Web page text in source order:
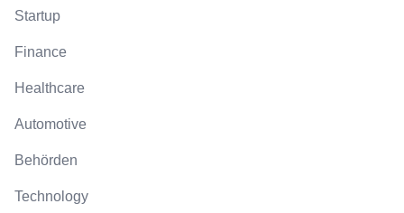
Startup
Finance
Healthcare
Automotive
Behörden
Technology